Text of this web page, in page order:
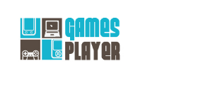
contenuto